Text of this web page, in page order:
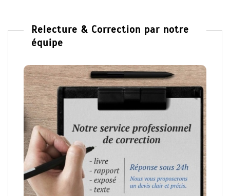
Relecture & Correction par notre
équipe